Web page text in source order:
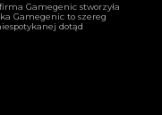
Gamegenic stworzyła
Gamegenic to szereg
dotąd